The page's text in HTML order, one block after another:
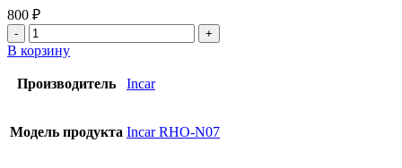
800 ₽
В корзину
Производитель Incar
Модель продукта Incar RHO-N07